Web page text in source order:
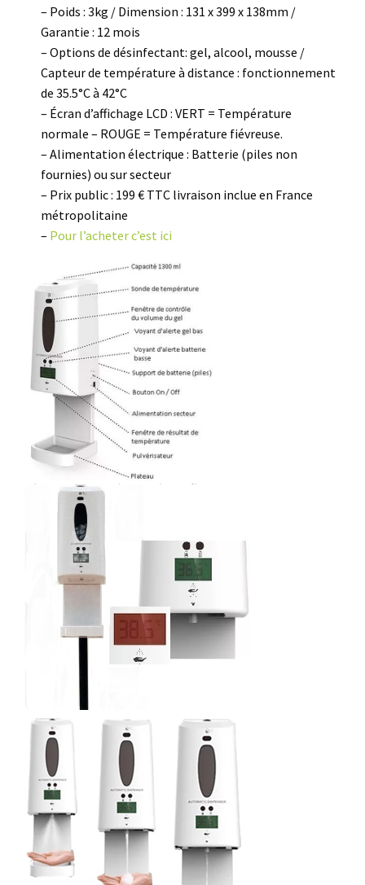
– Poids : 3kg / Dimension : 131 x 399 x 138mm /
Garantie : 12 mois
– Options de désinfectant: gel, alcool, mousse /
Capteur de température à distance : fonctionnement
de 35.5°C à 42°C
– Écran d’affichage LCD : VERT = Température
normale – ROUGE = Température fiévreuse.
– Alimentation électrique : Batterie (piles non
fournies) ou sur secteur
– Prix public : 199 € TTC livraison inclue en France
métropolitaine
– Pour l’acheter c’est ici